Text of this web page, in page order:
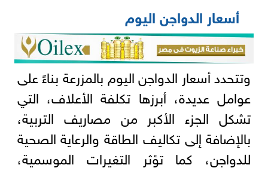
أسعار الدواجن اليوم
وتتحدد أسعار الدواجن اليوم بالمزرعة بناءً على
عوامل عديدة، أبرزها تكلفة الأعلاف، التي
تشكل الجزء الأكبر من مصاريف التربية،
بالإضافة إلى تكاليف الطاقة والرعاية الصحية
للدواجن، كما تؤثر التغيرات الموسمية،